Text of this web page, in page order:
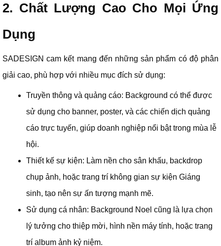
2. Chất Lượng Cao Cho Mọi Ứng
Dụng
SADESIGN cam kết mang đến những sản phẩm có độ phân
giải cao, phù hợp với nhiều mục đích sử dụng:
Truyền thông và quảng cáo: Background có thể được
sử dụng cho banner, poster, và các chiến dịch quảng
cáo trực tuyến, giúp doanh nghiệp nổi bật trong mùa lễ
hội.
Thiết kế sự kiện: Làm nền cho sân khấu, backdrop
chụp ảnh, hoặc trang trí không gian sự kiện Giáng
sinh, tạo nên sự ấn tượng mạnh mẽ.
Sử dụng cá nhân: Background Noel cũng là lựa chọn
lý tưởng cho thiệp mời, hình nền máy tính, hoặc trang
trí album ảnh kỷ niệm.